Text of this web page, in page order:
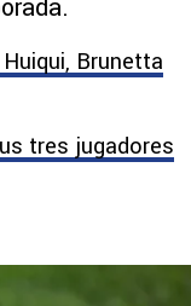
iniciar con
Brunetta
tres jugadores